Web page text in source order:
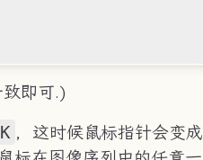
即可.)
，这时候鼠标指针会变